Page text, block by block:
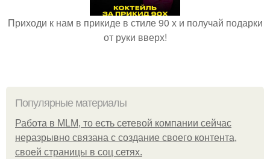
Приходи к нам в прикиде в стиле 90 х и получай подарки
от руки вверх!
Популярные материалы
Работа в MLM, то есть сетевой компании сейчас
неразрывно связана с создание своего контента,
своей страницы в соц сетях.